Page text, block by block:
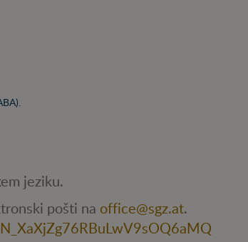
jeziku.
pošti na office@sgz.at.